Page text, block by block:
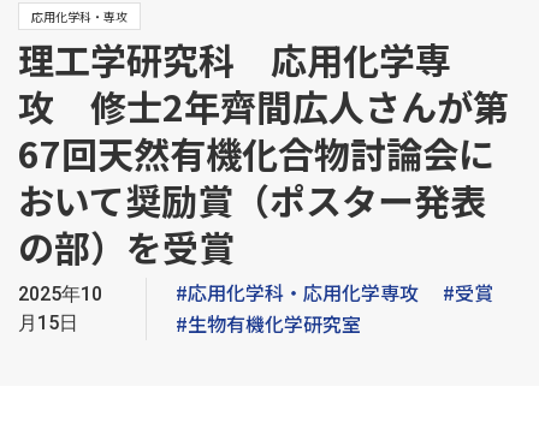
応用化学科・専攻
理工学研究科 応用化学専
攻 修士2年齊間広人さんが第
67回天然有機化合物討論会に
おいて奨励賞（ポスター発表
の部）を受賞
2025年10
月15日
#応用化学科・応用化学専攻
#受賞
#生物有機化学研究室